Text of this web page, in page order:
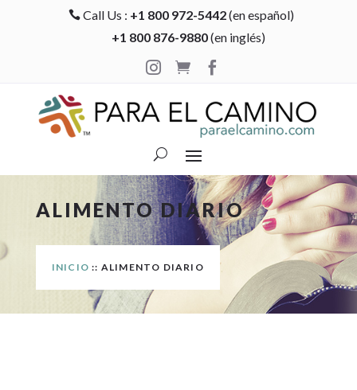
 Call Us : +1 800 972-5442(en español)
+1 800 876-9880(en inglés)

 
ALIMENTO DIARIO
INICIO :: ALIMENTO DIARIO